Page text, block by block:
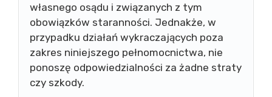
własnego osądu i związanych z tym
obowiązków staranności. Jednakże, w
przypadku działań wykraczających poza
zakres niniejszego pełnomocnictwa, nie
ponoszę odpowiedzialności za żadne straty
czy szkody.